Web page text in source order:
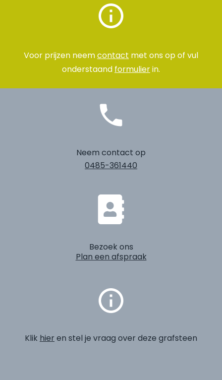
Voor prijzen neemcontact met ons op of vul
onderstaand formulierin.
Neem contact op
0485-361440
Bezoek ons
Plan een afspraak
Klik hier en stel je vraag over deze grafsteen